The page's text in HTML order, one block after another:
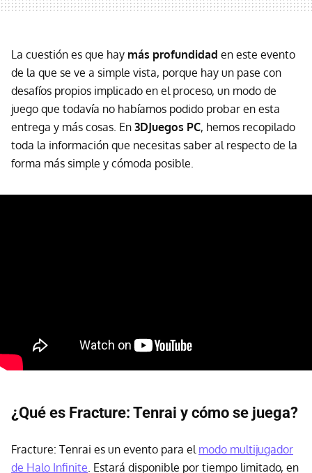
La cuestión es que hay más profundidad en este evento
de la que se ve a simple vista, porque hay un pase con
desafíos propios implicado en el proceso, un modo de
juego que todavía no habíamos podido probar en esta
entrega y más cosas. En 3DJuegos PC, hemos recopilado
toda la información que necesitas saber al respecto de la
forma más simple y cómoda posible.
¿Qué es Fracture: Tenrai y cómo se juega?
Fracture: Tenrai es un evento para el modo multijugador
de Halo Infinite . Estará disponible por tiempo limitado, en